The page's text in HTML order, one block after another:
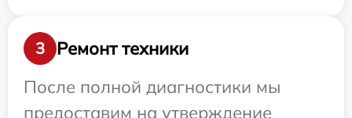
3
Ремонт техники
После полной диагностики мы
предоставим на утверждение